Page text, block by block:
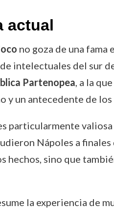
actual
no goza de una
intelectuales del sur
Partenopea, a la
y un antecedente de
particularmente
Nápoles a
hechos, sino que
la experiencia de